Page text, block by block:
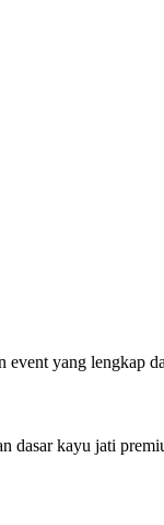
event yang lengkap
dasar kayu jati